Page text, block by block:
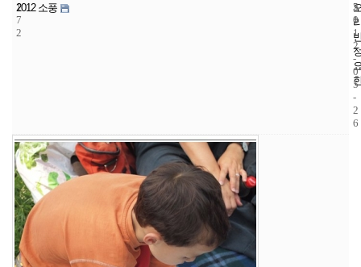
1
7
2
2012 소풍
5
1
2
0
1
2
-
0
5
-
2
6